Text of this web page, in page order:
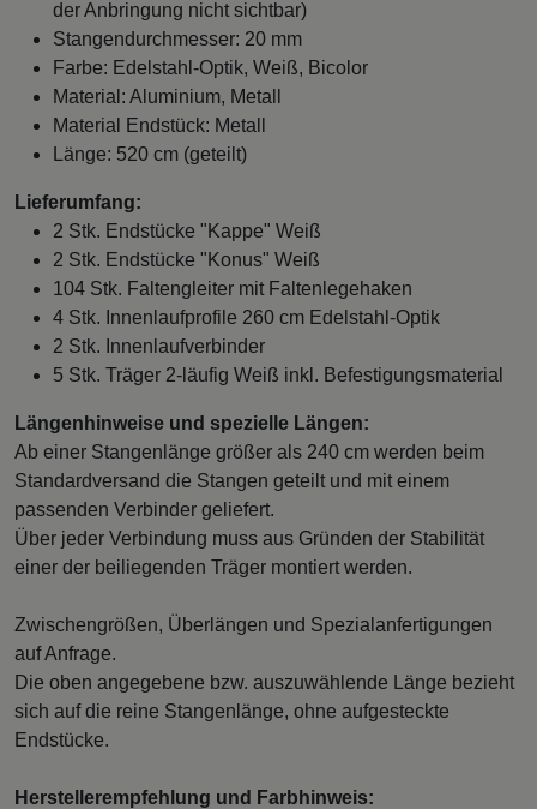
der Anbringung nicht sichtbar)
Stangendurchmesser: 20 mm
Farbe: Edelstahl-Optik, Weiß, Bicolor
Material: Aluminium, Metall
Material Endstück: Metall
Länge: 520 cm (geteilt)
Lieferumfang:
2 Stk. Endstücke "Kappe" Weiß
2 Stk. Endstücke "Konus" Weiß
104 Stk. Faltengleiter mit Faltenlegehaken
4 Stk. Innenlaufprofile 260 cm Edelstahl-Optik
2 Stk. Innenlaufverbinder
5 Stk. Träger 2-läufig Weiß inkl. Befestigungsmaterial
Längenhinweise und spezielle Längen:
Ab einer Stangenlänge größer als 240 cm werden beim
Standardversand die Stangen geteilt und mit einem
passenden Verbinder geliefert.
Über jeder Verbindung muss aus Gründen der Stabilität
einer der beiliegenden Träger montiert werden.
Zwischengrößen, Überlängen und Spezialanfertigungen
auf Anfrage.
Die oben angegebene bzw. auszuwählende Länge bezieht
sich auf die reine Stangenlänge, ohne aufgesteckte
Endstücke.
Herstellerempfehlung und Farbhinweis: